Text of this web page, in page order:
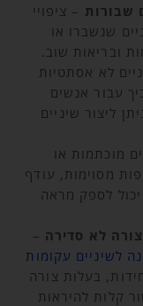
שבורות – ציפויי
שנשברו או
ובריאות שוב.
לא אסתטיות
עבור אנשים
ליצור שיניים
מוכתמות או
מסוימות, עודף
יכול לספק מראה
לא סדירה –
לשיניים עקומות
בעלות צורה
קלות להיראות